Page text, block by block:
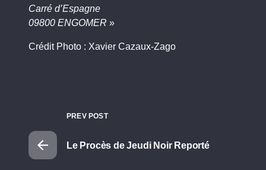
Carré d’Espagne
09800 ENGOMER »
Crédit Photo : Xavier Cazaux-Zago
PREV POST
Le Procès de Jeudi Noir Reporté